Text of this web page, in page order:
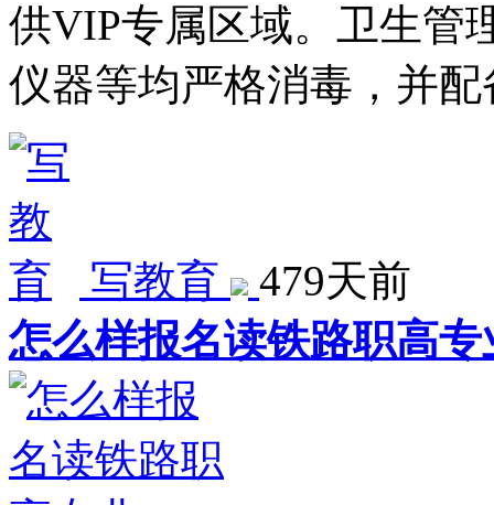
供VIP专属区域。卫生管
仪器等均严格消毒，并
写教育
479天前
怎么样报名读铁路职高专